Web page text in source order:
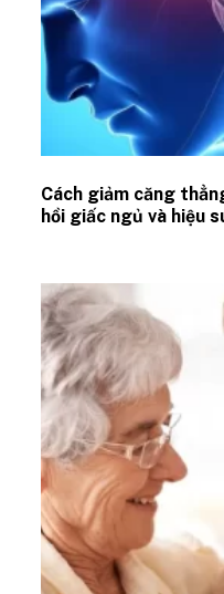
Cách giảm căng
hồi giấc ngủ và hiệu